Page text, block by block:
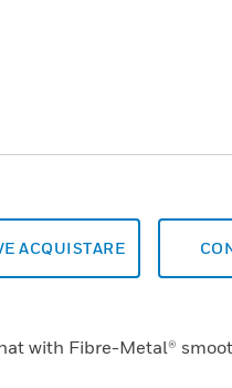
ACQUISTARE
with Fibre-Metal®